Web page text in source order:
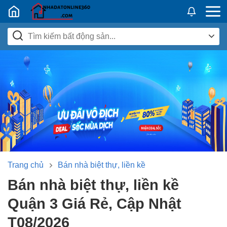
Nhadatban24h.vn
Trang chủ Bán nhà biệt thự, liền kề
Bán nhà biệt thự, liền kề
Quận 3 Giá Rẻ, Cập Nhật
T08/2026